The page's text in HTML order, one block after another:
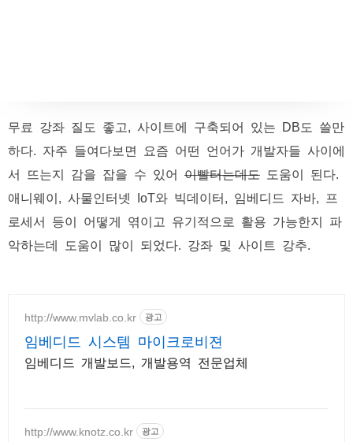
무료 강좌 질도 좋고, 사이트에 구축되어 있는 DB도 쓸만
하다. 자주 들여다보면 요즘 어떤 언어가 개발자들 사이에
서 뜨는지 감을 잡을 수 있어 이빨터는데도 도움이 된다.
애니웨이, 사물인터넷 IoT와 빅데이터, 임베디드 자바, 프
로세서 등이 어떻게 엮이고 유기적으로 활용 가능한지 파
악하는데 도움이 많이 되었다. 강좌 및 사이트 강추.
http://www.mvlab.co.kr 광고
임베디드 시스템 마이크로비젼
임베디드 개발보드, 개발용역 전문업체
http://www.knotz.co.kr 광고